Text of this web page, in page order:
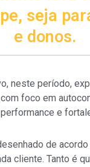
seja
e donos.
neste período,
foco em
e
de
cliente. Tanto é